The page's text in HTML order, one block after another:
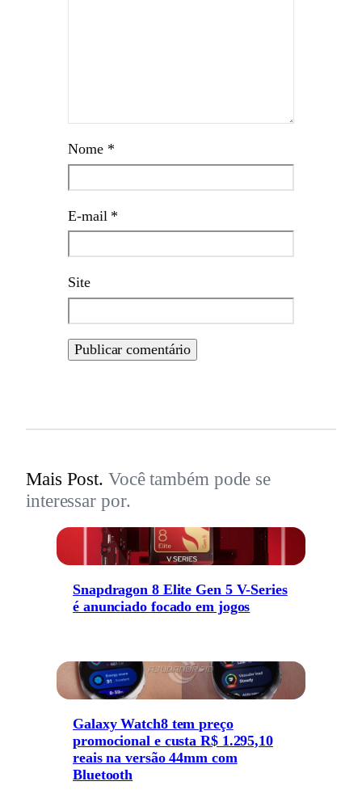
Nome *
E-mail *
Site
Mais Post. Você também pode se
interessar por.
Snapdragon 8 Elite Gen 5 V-Series
é anunciado focado em jogos
Galaxy Watch8 tem preço
promocional e custa R$ 1.295,10
reais na versão 44mm com
Bluetooth